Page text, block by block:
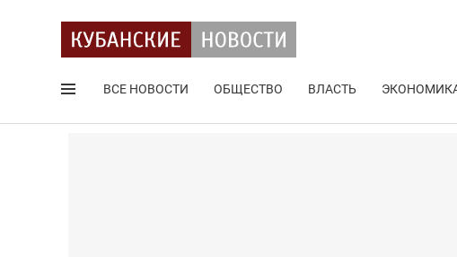
ВСЕ НОВОСТИ ОБЩЕСТВО ВЛАСТЬ